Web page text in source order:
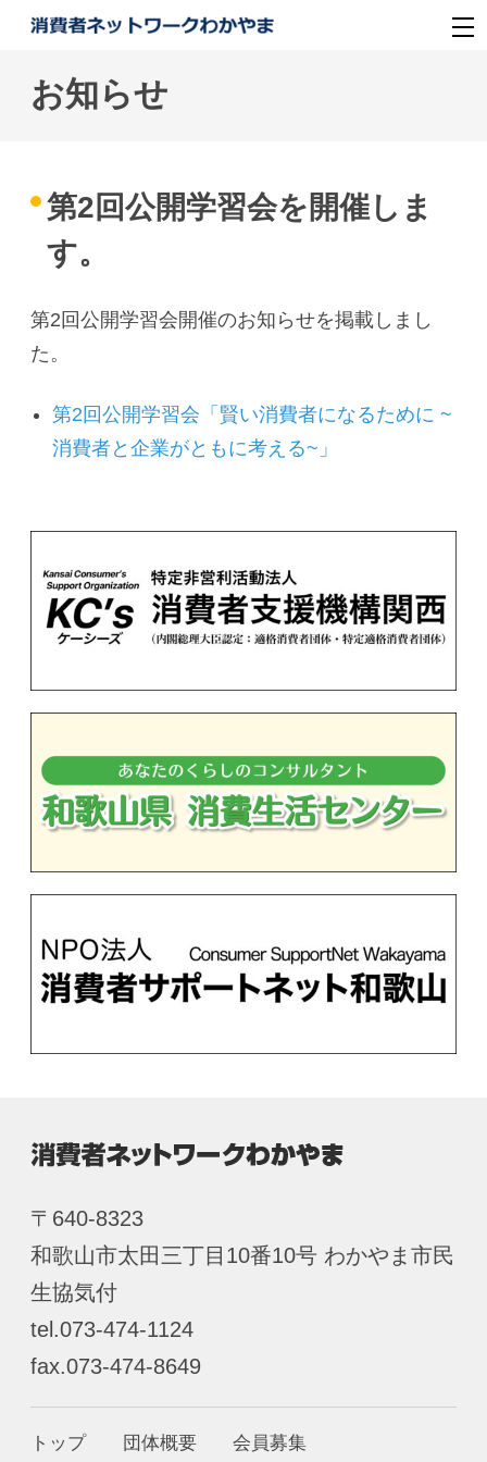
お知らせ
第2回公開学習会を開催しま
す。
第2回公開学習会開催のお知らせを掲載しまし
た。
第2回公開学習会「賢い消費者になるために ~
消費者と企業がともに考える~」
〒640-8323
和歌山市太田三丁目10番10号 わかやま市民
生協気付
tel.073-474-1124
fax.073-474-8649
トップ 団体概要 会員募集